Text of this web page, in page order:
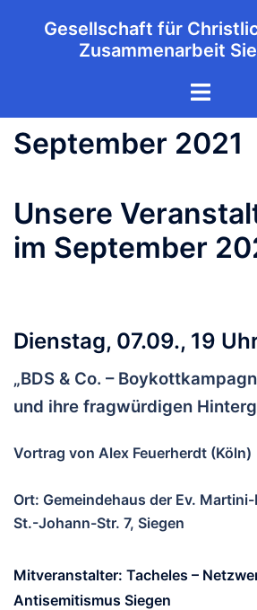
Gesellschaft für
Zusammenarbeit
Menü
September 2021
Unsere
im September
Dienstag, 07.09., 19
„BDS & Co. –
und ihre fragwürdigen
Vortrag von Alex Feuerherdt (Köln)
Ort: Gemeindehaus der Ev.
St.-Johann-Str. 7, Siegen
Mitveranstalter: Tacheles –
Antisemitismus Siegen